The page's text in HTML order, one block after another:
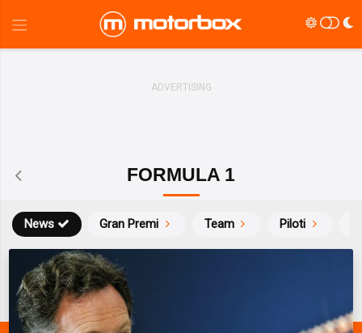
FORMULA 1
News Gran Premi Team Piloti